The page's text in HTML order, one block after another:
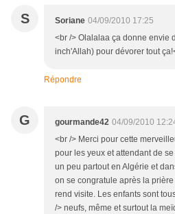
S Soriane 04/09/2010 17:25
<br /> Olalalaa ça donne envie
inch'Allah) pour dévorer tout
Répondre
G gourmande42 04/09/2010
<br /> Merci pour cette
pour les yeux et attendant de
un peu partout en Algérie et
on se congratule après la
rend visite. Les enfants sont
/> neufs, même et surtout la